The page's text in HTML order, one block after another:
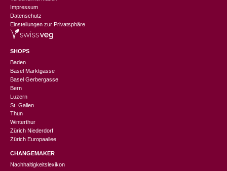
Impressum
Datenschutz
Einstellungen zur Privatsphäre
SHOPS
Baden
Basel Marktgasse
Basel Gerbergasse
Bern
Luzern
St. Gallen
Thun
Winterthur
Zürich Niederdorf
Zürich Europaallee
CHANGEMAKER
Nachhaltigkeitslexikon